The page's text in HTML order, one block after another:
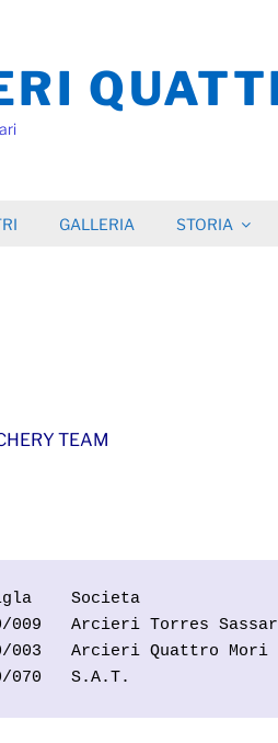
GALLERIA STORIA
TEAM
Sigla    Societa
Arcieri Torres
003   Arcieri Quattro
070   S.A.T.